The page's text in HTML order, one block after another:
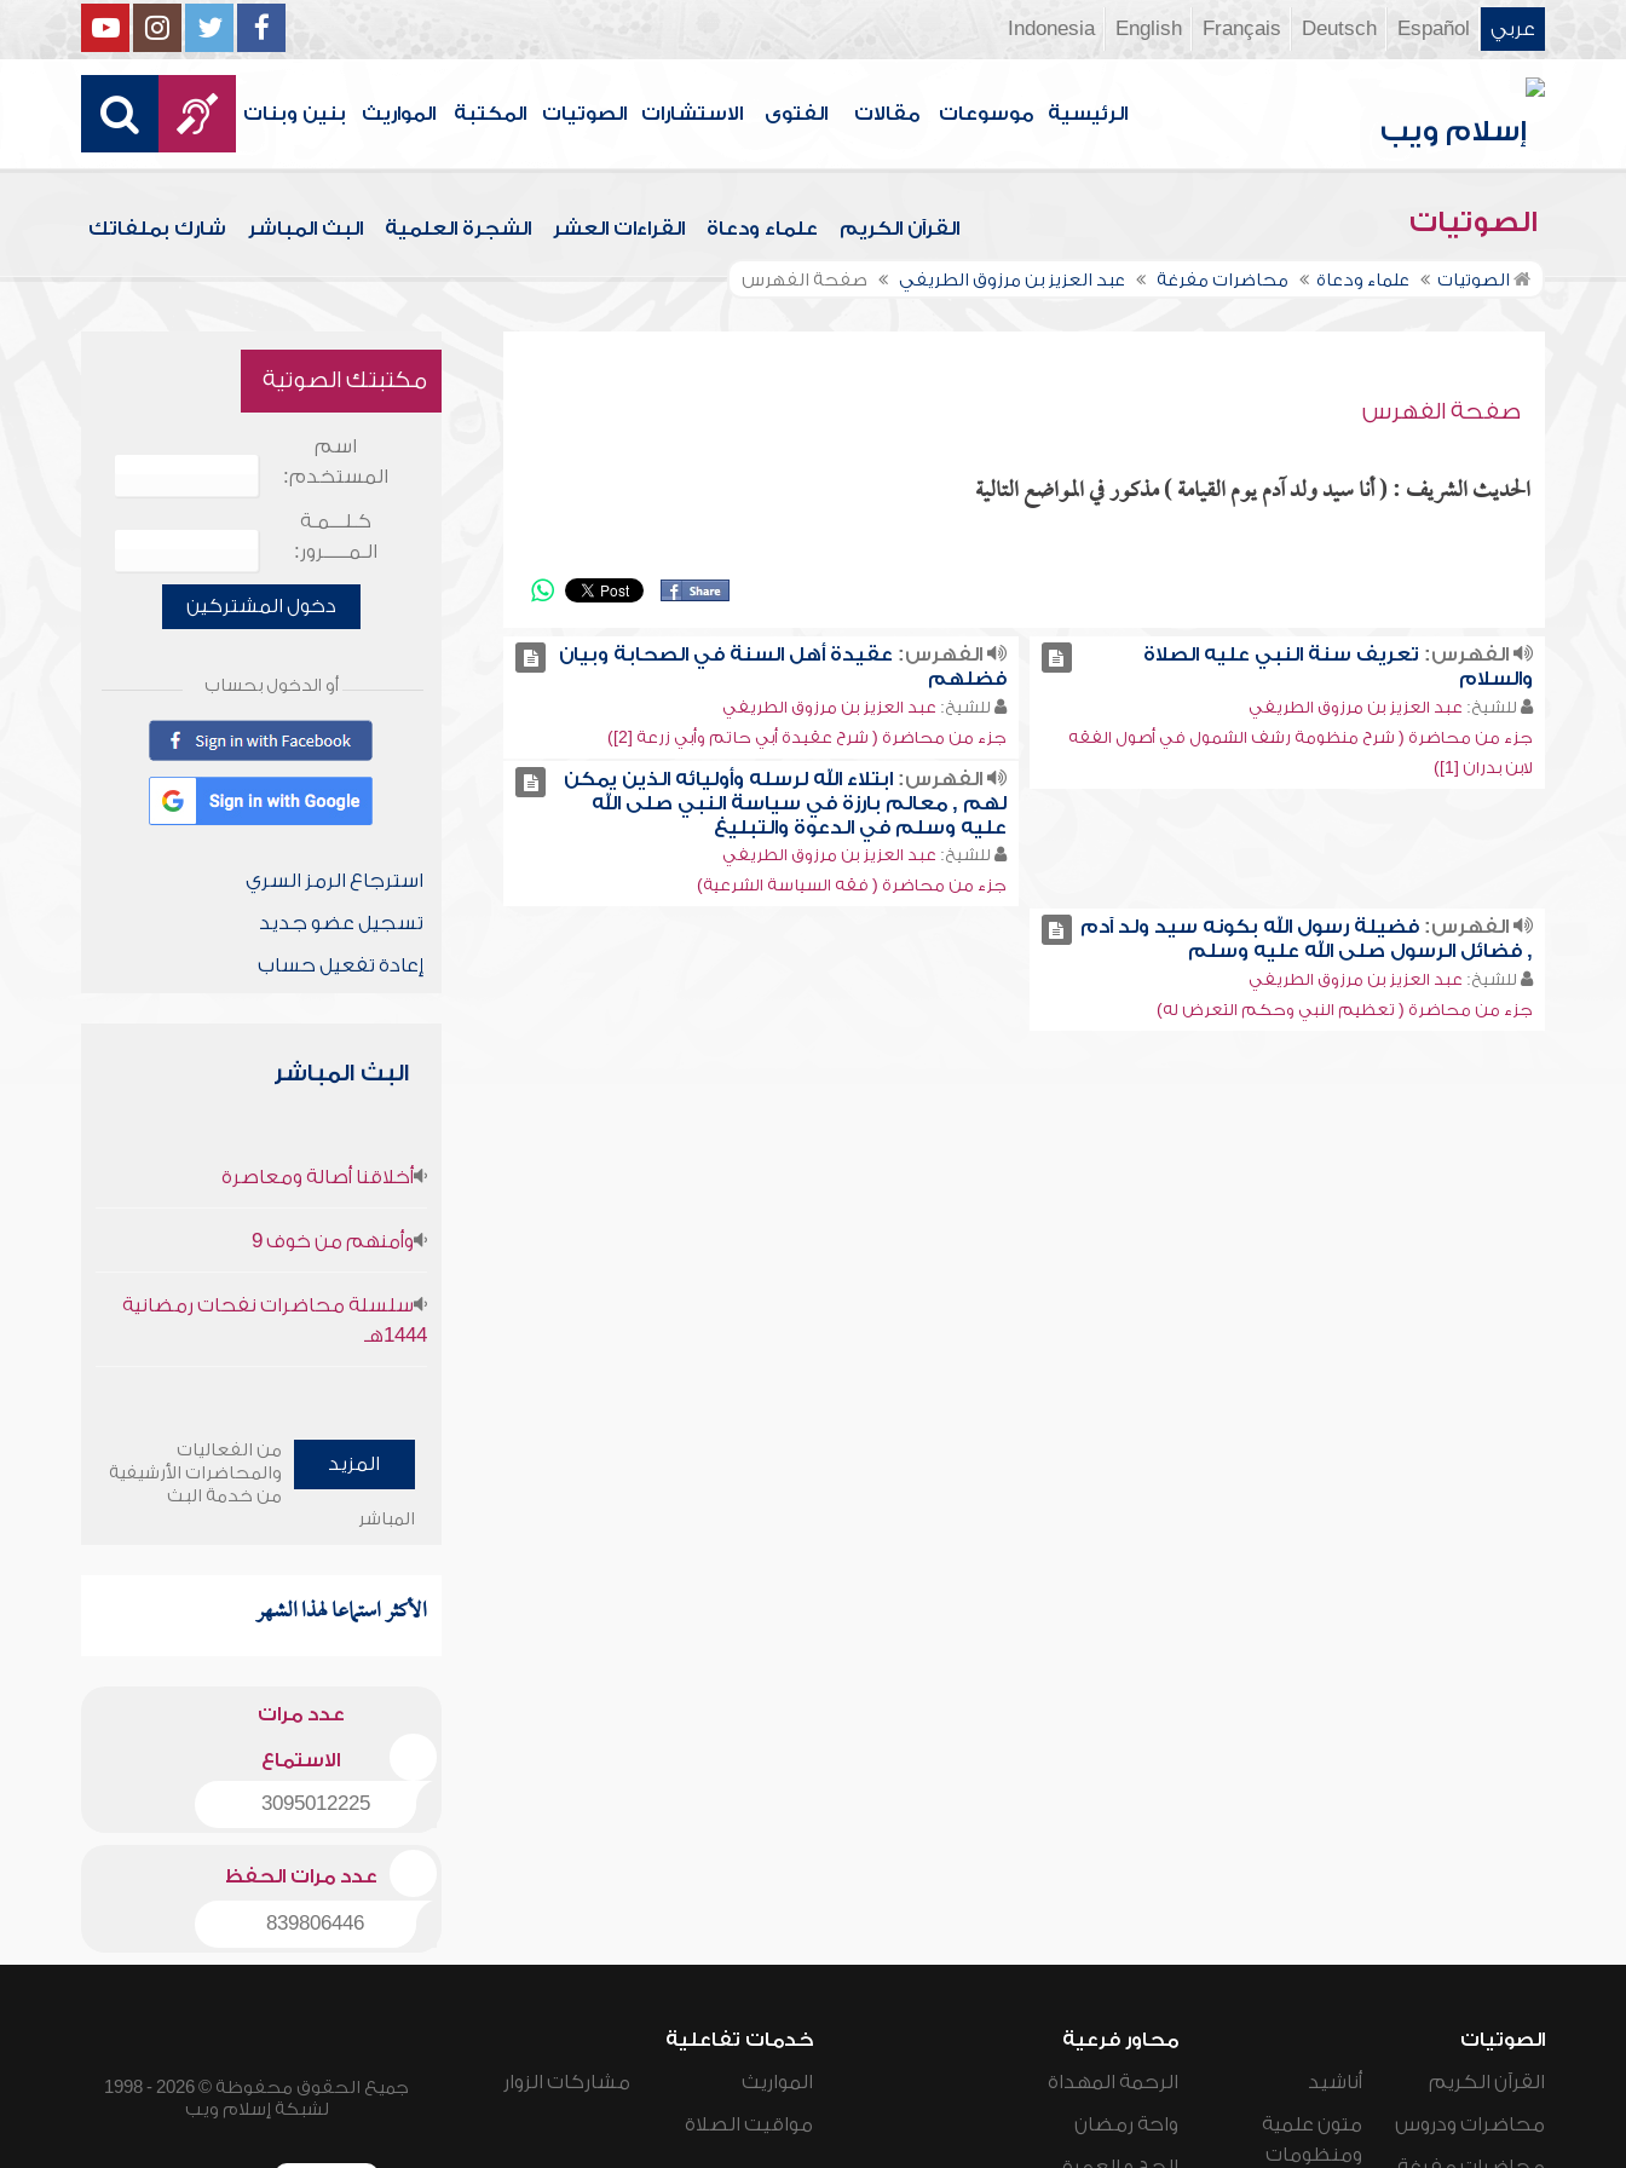
عربي Español
Deutsch
Français
English
Indonesia
الرئيسية موسوعات مقالات الفتوى الاستشارات الصوتيات المكتبة المواريث بنين وبنات
الصوتيات القرآن الكريم علماء ودعاة القراءات العشر الشجرة العلمية البث المباشر شارك بملفاتك
الصوتيات علماء ودعاة محاضرات مفرغة عبد العزيز بن مرزوق الطريفي صفحة الفهرس
صفحة الفهرس
الحديث الشريف : ( أنا سيد ولد آدم يوم القيامة ) مذكور في المواضع التالية
الفهرس: تعريف سنة النبي عليه الصلاة
والسلام
للشيخ: عبد العزيز بن مرزوق الطريفي
جزء من محاضرة ( شرح منظومة رشف الشمول في أصول الفقه
لابن بدران [1])
الفهرس: عقيدة أهل السنة في الصحابة وبيان
فضلهم
للشيخ: عبد العزيز بن مرزوق الطريفي
جزء من محاضرة ( شرح عقيدة أبي حاتم وأبي زرعة [2])
الفهرس: ابتلاء الله لرسله وأوليائه الذين يمكن
لهم , معالم بارزة في سياسة النبي صلى الله
عليه وسلم في الدعوة والتبليغ
للشيخ: عبد العزيز بن مرزوق الطريفي
جزء من محاضرة ( فقه السياسة الشرعية)
الفهرس:فضيلة رسول الله بكونه سيد ولد آدم
, فضائل الرسول صلى الله عليه وسلم
للشيخ: عبد العزيز بن مرزوق الطريفي
جزء من محاضرة ( تعظيم النبي وحكم التعرض له)
مكتبتك الصوتية
اسم
المستخدم:
كـلـــمـة
الـمـــــرور:
دخول المشتركين
أو الدخول بحساب
استرجاع الرمز السري
تسجيل عضو جديد
إعادة تفعيل حساب
البث المباشر
أخلاقنا أصالة ومعاصرة
وأمنهم من خوف 9
سلسلة محاضرات نفحات رمضانية
1444هـ
المزيد
من الفعاليات
والمحاضرات الأرشيفية
من خدمة البث
المباشر
الأكثر استماعا لهذا الشهر
عدد مرات
الاستماع
3095012225
عدد مرات الحفظ
839806446
الصوتيات
القرآن الكريم
محاضرات ودروس
أناشيد
متون علمية
ومنظومات
محاور فرعية
الرحمة المهداة
واحة رمضان
خدمات تفاعلية
المواريث
مواقيت الصلاة
مشاركات الزوار
جميع الحقوق محفوظة © 2026 - 1998
لشبكة إسلام ويب